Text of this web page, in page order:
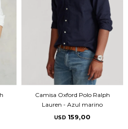
Camisa Oxford Polo Ralph
Lauren - Azul marino
USD 159,00